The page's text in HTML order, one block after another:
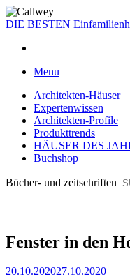
DIE BESTEN
Menu
Architekten-Häuser
Expertenwissen
Architekten-Profile
Produkttrends
HÄUSER DES
Buchshop
Bücher- und zeitschriften
Fenster in den
20.10.202027.10.2020